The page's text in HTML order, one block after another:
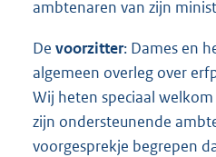
ambtenaren van zijn
De voorzitter: Dames en
algemeen overleg over
Wij heten speciaal
zijn ondersteunende
voorgesprekje begrepen